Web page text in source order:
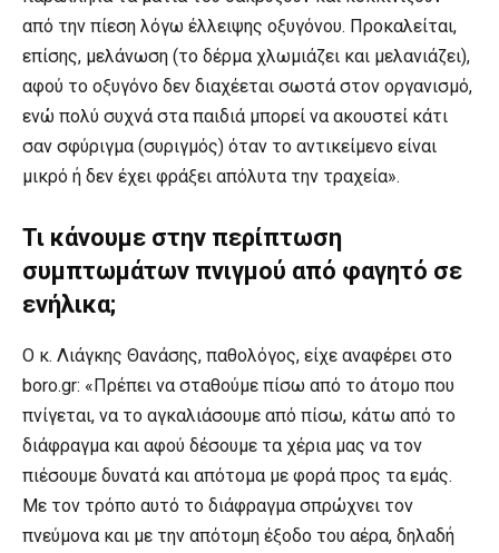
από την πίεση λόγω έλλειψης οξυγόνου. Προκαλείται,
επίσης, μελάνωση (το δέρμα χλωμιάζει και μελανιάζει),
αφού το οξυγόνο δεν διαχέεται σωστά στον οργανισμό,
ενώ πολύ συχνά στα παιδιά μπορεί να ακουστεί κάτι
σαν σφύριγμα (συριγμός) όταν το αντικείμενο είναι
μικρό ή δεν έχει φράξει απόλυτα την τραχεία».
Τι κάνουμε στην περίπτωση
συμπτωμάτων πνιγμού από φαγητό σε
ενήλικα;
Ο κ. Λιάγκης Θανάσης, παθολόγος, είχε αναφέρει στο
boro.gr: «Πρέπει να σταθούμε πίσω από το άτομο που
πνίγεται, να το αγκαλιάσουμε από πίσω, κάτω από το
διάφραγμα και αφού δέσουμε τα χέρια μας να τον
πιέσουμε δυνατά και απότομα με φορά προς τα εμάς.
Με τον τρόπο αυτό το διάφραγμα σπρώχνει τον
πνεύμονα και με την απότομη έξοδο του αέρα, δηλαδή